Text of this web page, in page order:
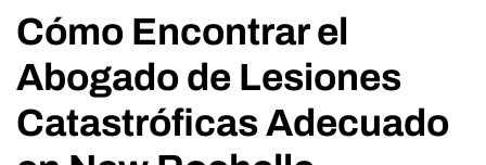
Cómo Encontrar el
Abogado de Lesiones
Catastróficas Adecuado